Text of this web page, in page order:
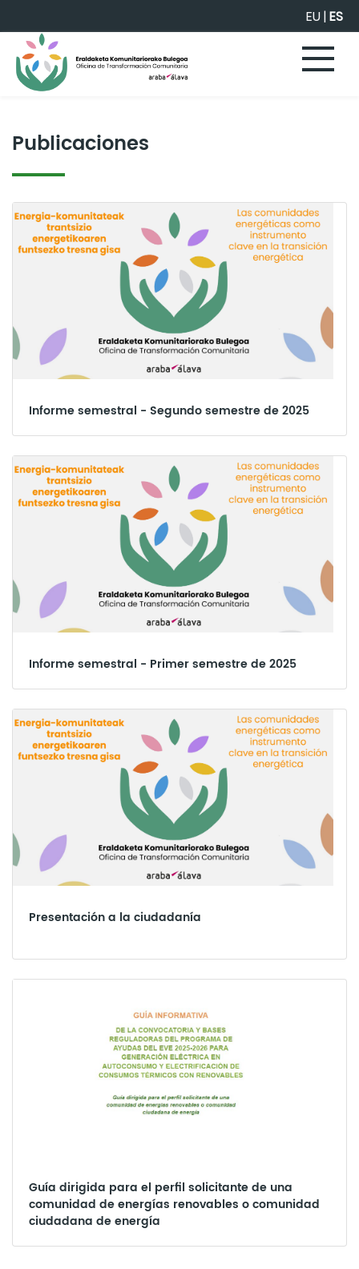
EU|ES
Publicaciones
Informe semestral - Segundo semestre de 2025
Informe semestral - Primer semestre de 2025
Presentación a la ciudadanía
Guía dirigida para el perfil solicitante de una
comunidad de energías renovables o comunidad
ciudadana de energía